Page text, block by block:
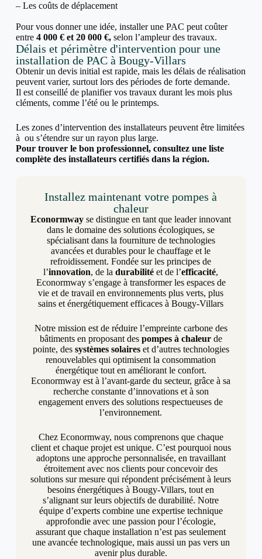
– Les coûts de déplacement
Pour vous donner une idée, installer une PAC peut coûter
entre 4 000 € et 20 000 €,selon l’ampleur des travaux.
Délais et périmètre d'intervention pour une
installation de PAC à Bougy-Villars
Obtenir un devis initial est rapide, mais les délais de réalisation
peuvent varier, surtout lors des périodes de forte demande.
Il est conseillé de planifier vos travaux durant les mois plus
cléments, comme l’été ou le printemps.
Les zones d’intervention des installateurs peuvent être limitées
à ou s’étendre sur un rayon plus large.
Pour trouver le bon professionnel, consultez une liste
complète des installateurs certifiés dans la région.
Installez maintenant votre pompes à
chaleur
Econormway se distingue en tant que leader innovant
dans le domaine des solutions écologiques, se
spécialisant dans la fourniture de technologies
avancées et durables pour le chauffage et le
refroidissement. Fondée sur les principes de
l’innovation, de ladurabilité et de l’efficacité,
Econormway s’engage à transformer les espaces de
vie et de travail en environnements plus verts, plus
sains et énergétiquement efficaces à Bougy-Villars
Notre mission est de réduire l’empreinte carbone des
bâtiments en proposant des pompes à chaleurde
pointe, des systèmes solaireset d’autres technologies
renouvelables qui optimisent la consommation
énergétique tout en améliorant le confort.
Econormway est à l’avant-garde du secteur, grâce à sa
recherche constante d’innovations et à son
engagement envers des solutions respectueuses de
l’environnement.
Chez Econormway, nous comprenons que chaque
client et chaque projet est unique. C’est pourquoi nous
adoptons une approche personnalisée, en travaillant
étroitement avec nos clients pour concevoir des
solutions sur mesure qui répondent précisément à leurs
besoins énergétiques à Bougy-Villars, tout en
s’alignant sur leurs objectifs de durabilité. Notre
équipe d’experts combine une expertise technique
approfondie avec une passion pour l’écologie,
assurant que chaque installation n’est pas seulement
une avancée technologique, mais aussi un pas vers un
avenir plus durable.